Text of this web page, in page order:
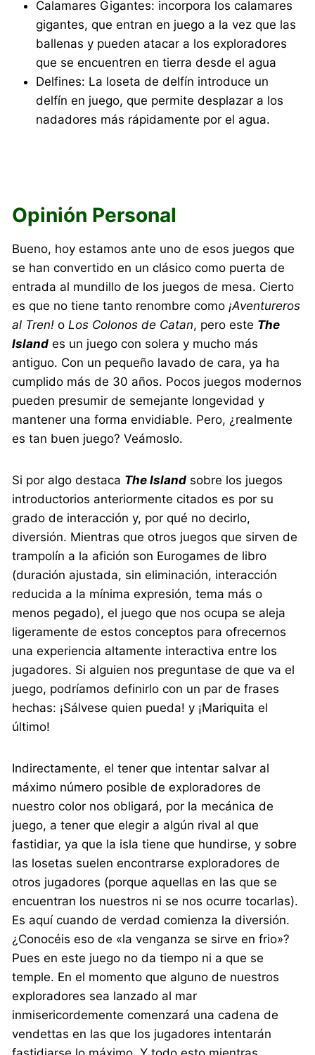
Calamares Gigantes: incorpora los calamares
gigantes, que entran en juego a la vez que las
ballenas y pueden atacar a los exploradores
que se encuentren en tierra desde el agua
Delfines: La loseta de delfín introduce un
delfín en juego, que permite desplazar a los
nadadores más rápidamente por el agua.
Opinión Personal
Bueno, hoy estamos ante uno de esos juegos que
se han convertido en un clásico como puerta de
entrada al mundillo de los juegos de mesa. Cierto
es que no tiene tanto renombre como ¡Aventureros
al Tren! oLos Colonos de Catan, pero este The
Island es un juego con solera y mucho más
antiguo. Con un pequeño lavado de cara, ya ha
cumplido más de 30 años. Pocos juegos modernos
pueden presumir de semejante longevidad y
mantener una forma envidiable. Pero, ¿realmente
es tan buen juego? Veámoslo.
Si por algo destaca The Island sobre los juegos
introductorios anteriormente citados es por su
grado de interacción y, por qué no decirlo,
diversión. Mientras que otros juegos que sirven de
trampolín a la afición son Eurogames de libro
(duración ajustada, sin eliminación, interacción
reducida a la mínima expresión, tema más o
menos pegado), el juego que nos ocupa se aleja
ligeramente de estos conceptos para ofrecernos
una experiencia altamente interactiva entre los
jugadores. Si alguien nos preguntase de que va el
juego, podríamos definirlo con un par de frases
hechas: ¡Sálvese quien pueda! y ¡Mariquita el
último!
Indirectamente, el tener que intentar salvar al
máximo número posible de exploradores de
nuestro color nos obligará, por la mecánica de
juego, a tener que elegir a algún rival al que
fastidiar, ya que la isla tiene que hundirse, y sobre
las losetas suelen encontrarse exploradores de
otros jugadores (porque aquellas en las que se
encuentran los nuestros ni se nos ocurre tocarlas).
Es aquí cuando de verdad comienza la diversión.
¿Conocéis eso de «la venganza se sirve en frio»?
Pues en este juego no da tiempo ni a que se
temple. En el momento que alguno de nuestros
exploradores sea lanzado al mar
inmisericordemente comenzará una cadena de
vendettas en las que los jugadores intentarán